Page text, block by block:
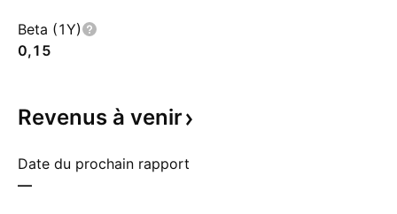
Beta (1Y)
0,15
Revenus à venir
Date du prochain rapport
—